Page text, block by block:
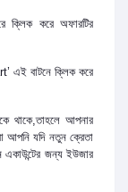
ক্লিক করে অফারটির
এই বাটনে ক্লিক করে
থাকে,তাহলে আপনার
আপনি যদি নতুন ক্রেতা
একাউন্টের জন্য ইউজার